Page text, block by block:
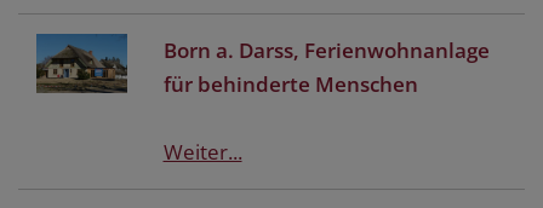
Born a. Darss, Ferienwohnanlage
für behinderte Menschen
Weiter...